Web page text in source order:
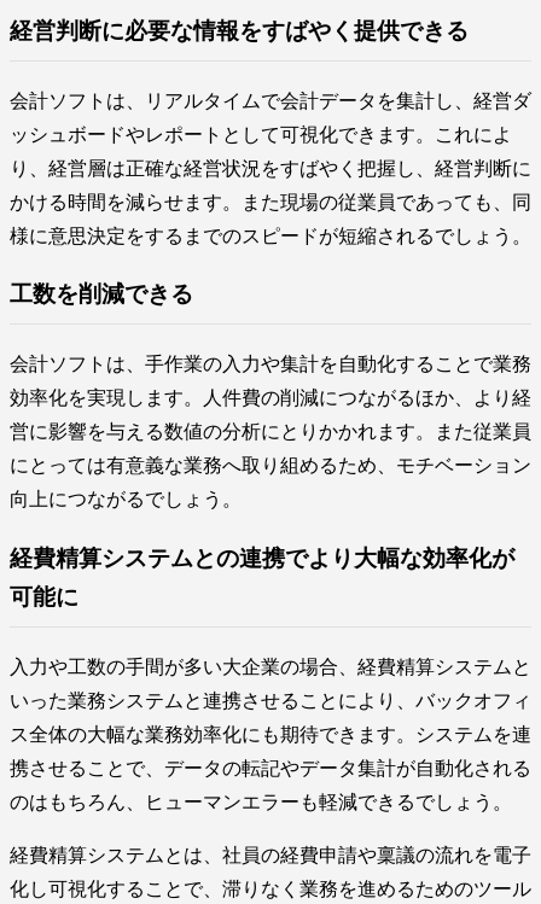
経営判断に必要な情報をすばやく提供できる
会計ソフトは、リアルタイムで会計データを集計し、経営ダ
ッシュボードやレポートとして可視化できます。これによ
り、経営層は正確な経営状況をすばやく把握し、経営判断に
かける時間を減らせます。また現場の従業員であっても、同
様に意思決定をするまでのスピードが短縮されるでしょう。
工数を削減できる
会計ソフトは、手作業の入力や集計を自動化することで業務
効率化を実現します。人件費の削減につながるほか、より経
営に影響を与える数値の分析にとりかかれます。また従業員
にとっては有意義な業務へ取り組めるため、モチベーション
向上につながるでしょう。
経費精算システムとの連携でより大幅な効率化が
可能に
入力や工数の手間が多い大企業の場合、経費精算システムと
いった業務システムと連携させることにより、バックオフィ
ス全体の大幅な業務効率化にも期待できます。システムを連
携させることで、データの転記やデータ集計が自動化される
のはもちろん、ヒューマンエラーも軽減できるでしょう。
経費精算システムとは、社員の経費申請や稟議の流れを電子
化し可視化することで、滞りなく業務を進めるためのツール